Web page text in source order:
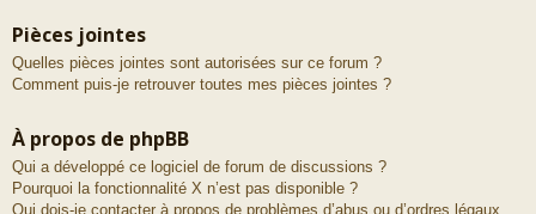
Pièces jointes
Quelles pièces jointes sont autorisées sur ce forum ?
Comment puis-je retrouver toutes mes pièces jointes ?
À propos de phpBB
Qui a développé ce logiciel de forum de discussions ?
Pourquoi la fonctionnalité X n’est pas disponible ?
Qui dois-je contacter à propos de problèmes d’abus ou d’ordres légaux